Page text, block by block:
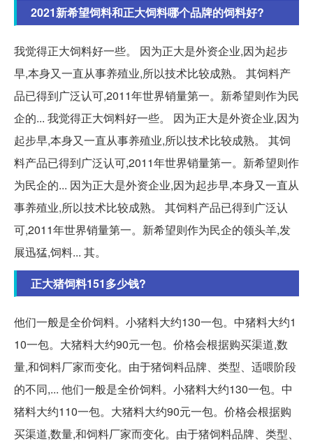
2021新希望饲料和正大饲料哪个品牌的饲料好?
我觉得正大饲料好一些。 因为正大是外资企业,因为起步
早,本身又一直从事养殖业,所以技术比较成熟。 其饲料产
品已得到广泛认可,2011年世界销量第一。新希望则作为民
企的... 我觉得正大饲料好一些。 因为正大是外资企业,因为
起步早,本身又一直从事养殖业,所以技术比较成熟。 其饲
料产品已得到广泛认可,2011年世界销量第一。新希望则作
为民企的... 因为正大是外资企业,因为起步早,本身又一直从
事养殖业,所以技术比较成熟。 其饲料产品已得到广泛认
可,2011年世界销量第一。新希望则作为民企的领头羊,发
展迅猛,饲料... 其。
正大猪饲料151多少钱?
他们一般是全价饲料。小猪料大约130一包。中猪料大约1
10一包。大猪料大约90元一包。价格会根据购买渠道,数
量,和饲料厂家而变化。由于猪饲料品牌、类型、适喂阶段
的不同,... 他们一般是全价饲料。小猪料大约130一包。中
猪料大约110一包。大猪料大约90元一包。价格会根据购
买渠道,数量,和饲料厂家而变化。由于猪饲料品牌、类型、